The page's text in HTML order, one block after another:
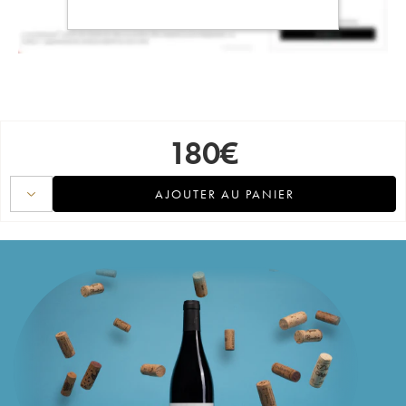
180€
AJOUTER AU PANIER